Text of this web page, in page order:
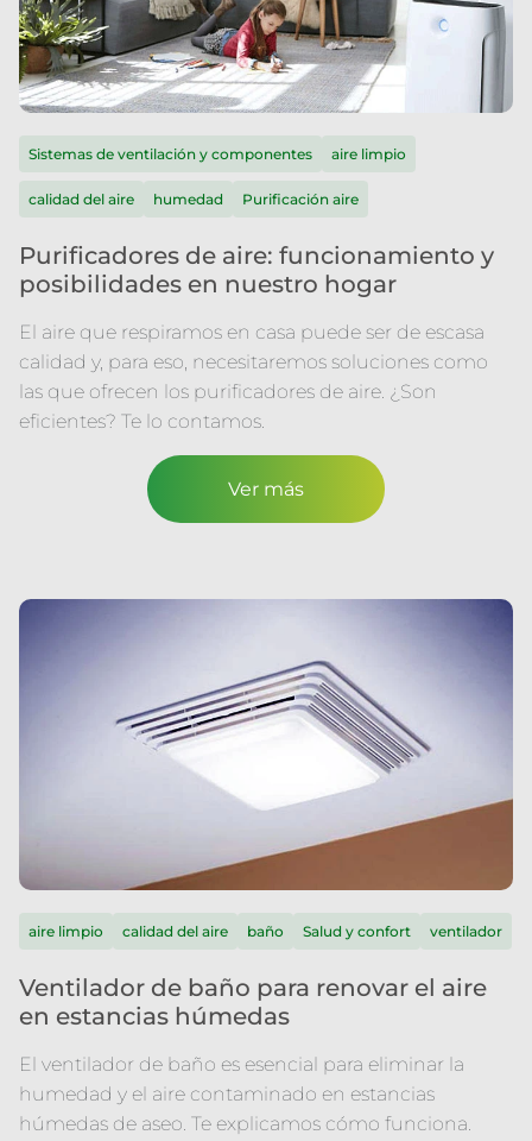
Sistemas de ventilación y componentes aire limpio
calidad del aire humedad Purificación aire
Purificadores de aire: funcionamiento y
posibilidades en nuestro hogar
El aire que respiramos en casa puede ser de escasa
calidad y, para eso, necesitaremos soluciones como
las que ofrecen los purificadores de aire. ¿Son
eficientes? Te lo contamos.
Ver más
aire limpio calidad del aire baño Salud y confort ventilador
Ventilador de baño para renovar el aire
en estancias húmedas
El ventilador de baño es esencial para eliminar la
humedad y el aire contaminado en estancias
húmedas de aseo. Te explicamos cómo funciona.